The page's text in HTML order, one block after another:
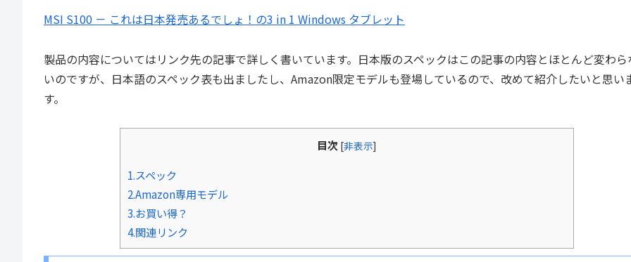
MSI S100 － これは日本発売あるでしょ！の3 in 1 Windows タブレット
製品の内容についてはリンク先の記事で詳しく書いています。日本版のスペックはこの記事の内容とほとんど変わら
いのですが、日本語のスペック表も出ましたし、Amazon限定モデルも登場しているので、改めて紹介したいと思い
す。
目次 [非表示]
1.スペック
2.Amazon専用モデル
3.お買い得？
4.関連リンク